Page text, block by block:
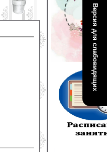
Версия для слабовидящих